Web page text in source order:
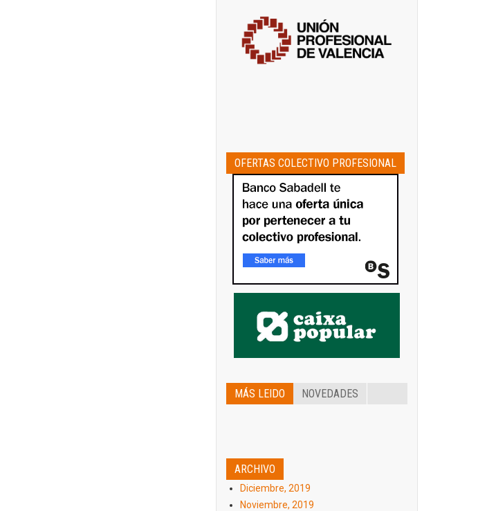
OFERTAS COLECTIVO PROFESIONAL
MÁS LEIDO NOVEDADES
ARCHIVO
Diciembre, 2019
Noviembre, 2019